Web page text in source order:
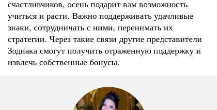
счастливчиков, осень подарит вам возможность
учиться и расти. Важно поддерживать удачливые
знаки, сотрудничать с ними, перенимать их
стратегии. Через такие связи другие представители
Зодиака смогут получить отраженную поддержку и
извлечь собственные бонусы.